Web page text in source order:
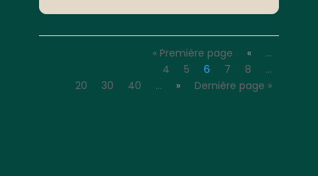
« Première page «
…
4
5 6 7 8
…
20
30 40 … » Dernière page »